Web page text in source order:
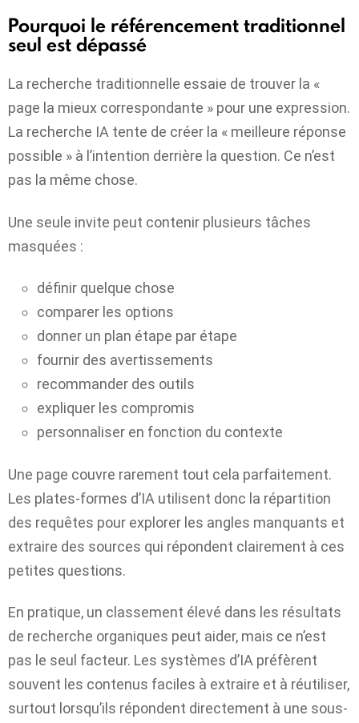
Pourquoi le référencement traditionnel
seul est dépassé
La recherche traditionnelle essaie de trouver la «
page la mieux correspondante » pour une expression.
La recherche IA tente de créer la « meilleure réponse
possible » à l’intention derrière la question. Ce n’est
pas la même chose.
Une seule invite peut contenir plusieurs tâches
masquées :
définir quelque chose
comparer les options
donner un plan étape par étape
fournir des avertissements
recommander des outils
expliquer les compromis
personnaliser en fonction du contexte
Une page couvre rarement tout cela parfaitement.
Les plates-formes d’IA utilisent donc la répartition
des requêtes pour explorer les angles manquants et
extraire des sources qui répondent clairement à ces
petites questions.
En pratique, un classement élevé dans les résultats
de recherche organiques peut aider, mais ce n’est
pas le seul facteur. Les systèmes d’IA préfèrent
souvent les contenus faciles à extraire et à réutiliser,
surtout lorsqu’ils répondent directement à une sous-